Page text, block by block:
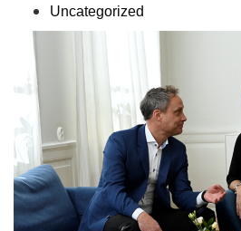
Uncategorized